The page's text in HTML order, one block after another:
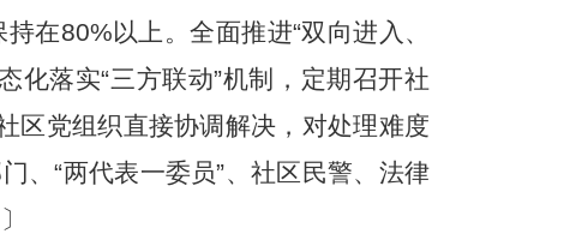
在80%以上。全面推进“双向进入、
化落实“三方联动”机制，定期召开社
区党组织直接协调解决，对处理难度
、“两代表一委员”、社区民警、法律